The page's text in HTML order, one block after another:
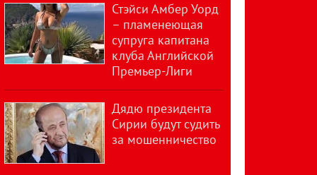
Стэйси Амбер Уорд
– пламенеющая
супруга капитана
клуба Английской
Премьер-Лиги
Дядю президента
Сирии будут судить
за мошенничество